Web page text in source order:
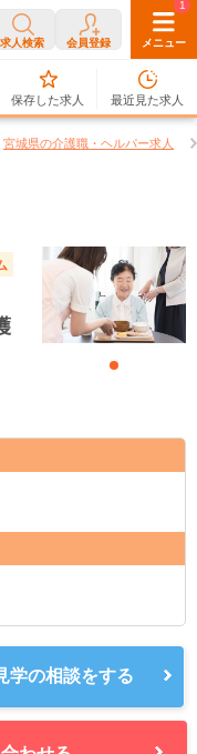
求人検索 会員登録 メニュー
0
保存した求人
1
最近見た求人
宮城県の介護職・ヘルパー求人
学の相談をする